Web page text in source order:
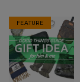
FEATURE